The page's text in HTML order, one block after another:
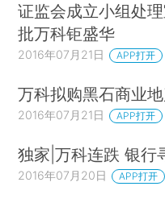
证监会成立小组处
批万科钜盛华
2016年07月21日 APP打开
万科拟购黑石商业
2016年07月21日 APP打开
独家|万科连跌 银行
2016年07月20日 APP打开